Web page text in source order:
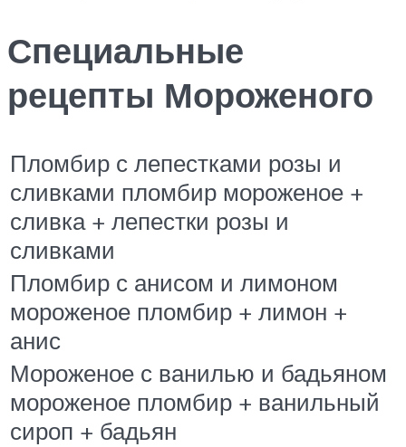
Специальные
рецепты Мороженого
Пломбир с лепестками розы и
сливками пломбир мороженое +
сливка + лепестки розы и
сливками
Пломбир с анисом и лимоном
мороженое пломбир + лимон +
анис
Мороженое с ванилью и бадьяном
мороженое пломбир + ванильный
сироп + бадьян